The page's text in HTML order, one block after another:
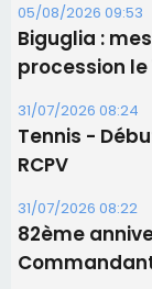
05/08/2026 09:53
Biguglia :
procession le
31/07/2026 08:24
Tennis -
RCPV
31/07/2026 08:22
82ème